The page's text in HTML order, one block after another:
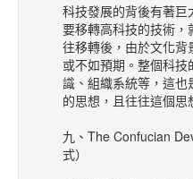
科技發展的背後有著巨
要移轉高科技的技術
往移轉後，由於文化
或不如預期。整個科
識、組織系統等，這
的思想，且往往這個思
九、The Confucian
式）